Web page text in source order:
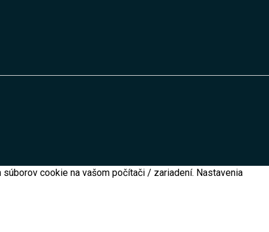
cookie na vašom počítači / zariadení. Nastavenia